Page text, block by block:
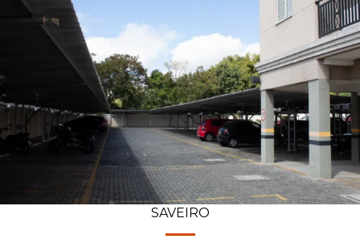
SAVEIRO